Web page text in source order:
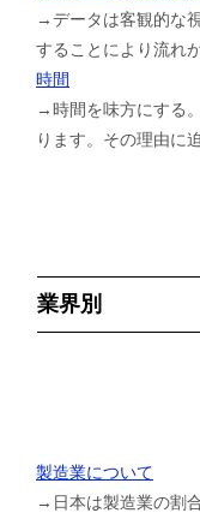
→データは客観的な
することにより流れ
時間
→時間を味方にする
ります。その理由に
業界別
製造業について
→日本は製造業の割